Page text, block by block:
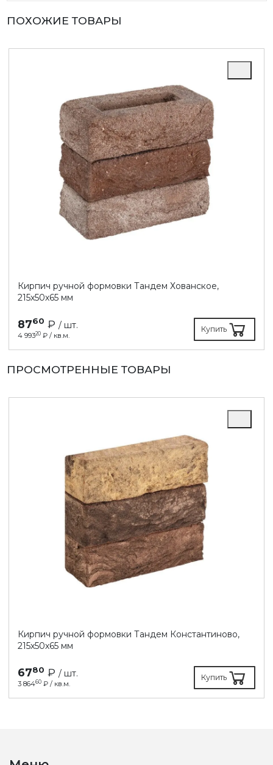
ПОХОЖИЕ ТОВАРЫ
Кирпич ручной формовки Тандем Хованское,
215х50х65 мм
8760 ₽ / шт.
4 99320 ₽ / кв.м.
Купить
ПРОСМОТРЕННЫЕ ТОВАРЫ
Кирпич ручной формовки Тандем Константиново,
215х50х65 мм
6780 ₽ / шт.
3 86460 ₽ / кв.м.
Купить